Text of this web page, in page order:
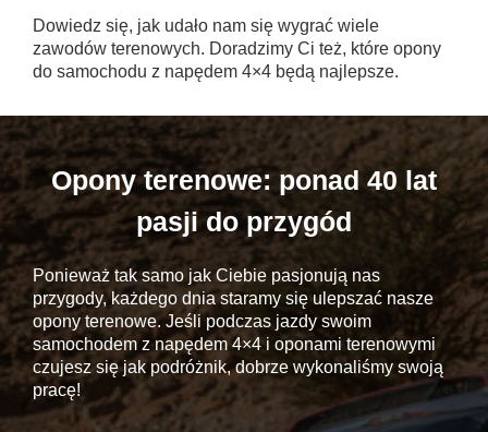
Dowiedz się, jak udało nam się wygrać wiele
zawodów terenowych. Doradzimy Ci też, które opony
do samochodu z napędem 4×4 będą najlepsze.
Opony terenowe: ponad 40 lat
pasji do przygód
Ponieważ tak samo jak Ciebie pasjonują nas
przygody, każdego dnia staramy się ulepszać nasze
opony terenowe. Jeśli podczas jazdy swoim
samochodem z napędem 4×4 i oponami terenowymi
czujesz się jak podróżnik, dobrze wykonaliśmy swoją
pracę!